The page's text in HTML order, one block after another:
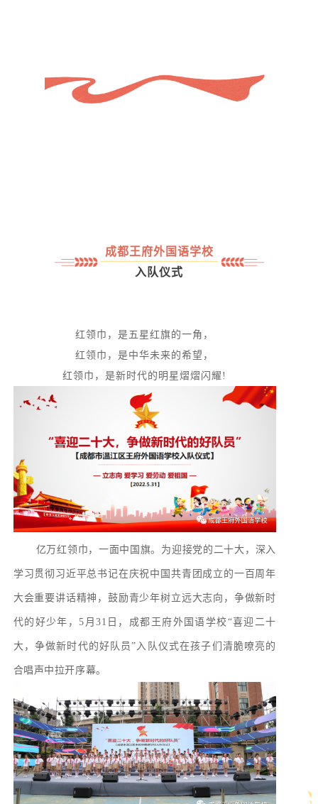
成都王府外国语学校
入队仪式
红领巾，是五星红旗的一角，
红领巾，是中华未来的希望，
红领巾，是新时代的明星熠熠闪耀!
亿万红领巾，一面中国旗。为迎接党的二十大，深入
学习贯彻习近平总书记在庆祝中国共青团成立的一百周年
大会重要讲话精神，鼓励青少年树立远大志向，争做新时
代的好少年，5月31日，成都王府外国语学校“喜迎二十
大，争做新时代的好队员”入队仪式在孩子们清脆嘹亮的
合唱声中拉开序幕。